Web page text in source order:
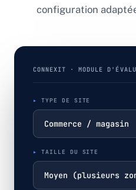
configuration
CONNEXIT · MODULE
TYPE DE SITE
TAILLE DU SITE